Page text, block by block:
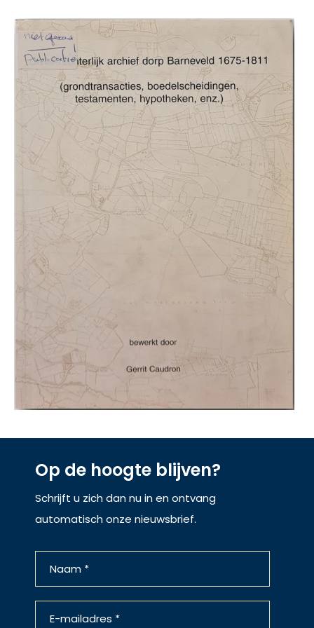
Op de hoogte blijven?
Schrijft u zich dan nu in en ontvang
automatisch onze nieuwsbrief.